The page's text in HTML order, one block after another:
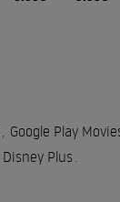
Google Play
Disney Plus